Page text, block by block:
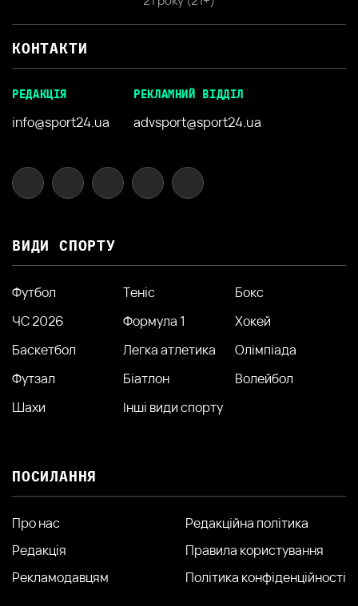
КОНТАКТИ
РЕДАКЦІЯ
info@sport24.ua
РЕКЛАМНИЙ ВІДДІЛ
advsport@sport24.ua
ВИДИ СПОРТУ
Футбол Теніс
Бокс
ЧС 2026
Формула 1
Хокей
Баскетбол
Легка атлетика
Олімпіада
Футзал
Біатлон
Волейбол
Шахи
Інші види спорту
ПОСИЛАННЯ
Про нас
Редакція
Рекламодавцям
Редакційна політика
Правила користування
Політика конфіденційності